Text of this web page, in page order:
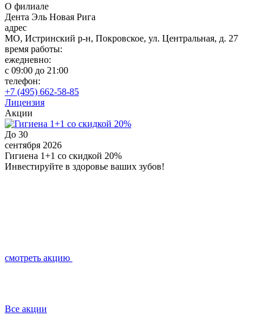
О филиале
Дента Эль Новая Рига
адрес
МО, Истринский р-н, Покровское, ул. Центральная, д. 27
время работы:
ежедневно:
с 09:00 до 21:00
телефон:
+7 (495) 662-58-85
Лицензия
Акции
До 30
сентября 2026
Гигиена 1+1 со скидкой 20%
Инвестируйте в здоровье ваших зубов!
смотреть акцию
Все акции